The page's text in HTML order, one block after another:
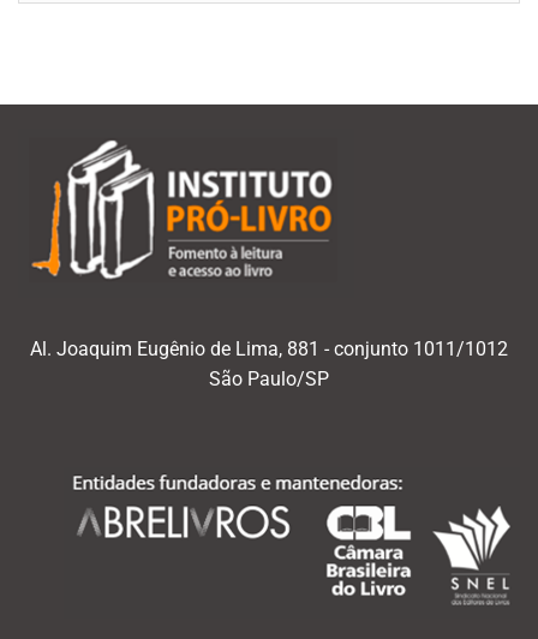
Al. Joaquim Eugênio de Lima, 881 - conjunto 1011/1012
São Paulo/SP